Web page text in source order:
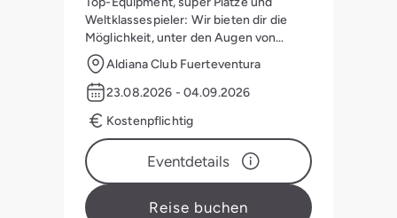
Weltklassespieler: Wir bieten dir die
Möglichkeit, unter den Augen von
Daniel Hahn zum Ass auf dem Platz zu
werden:
Aldiana Club Fuerteventura
23.08.2026 - 04.09.2026
Kostenpflichtig
Eventdetails
Reise buchen